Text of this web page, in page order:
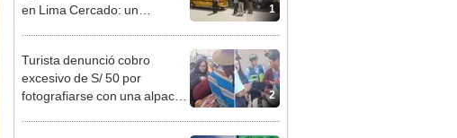
1
en Lima Cercado: un
2
Turista denunció cobro
excesivo de S/ 50 por
fotografiarse con una alpaca